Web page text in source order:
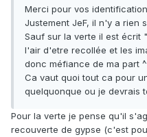
Merci pour vos
Justement JeF, il n'y a rien
Sauf sur la verte il est écrit
l'air d'etre recollée et les
donc méfiance de ma part
Ca vaut quoi tout ca pour
quelquonque ou je devrais
Pour la verte je pense qu'il
recouverte de gypse (c'est